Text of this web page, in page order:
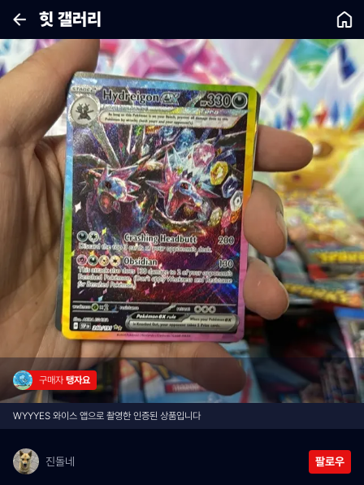
힛 갤러리
구매자 탱자요
WYYYES 와이스 앱으로 촬영한 인증된 상품입니다
진돌네 팔로우